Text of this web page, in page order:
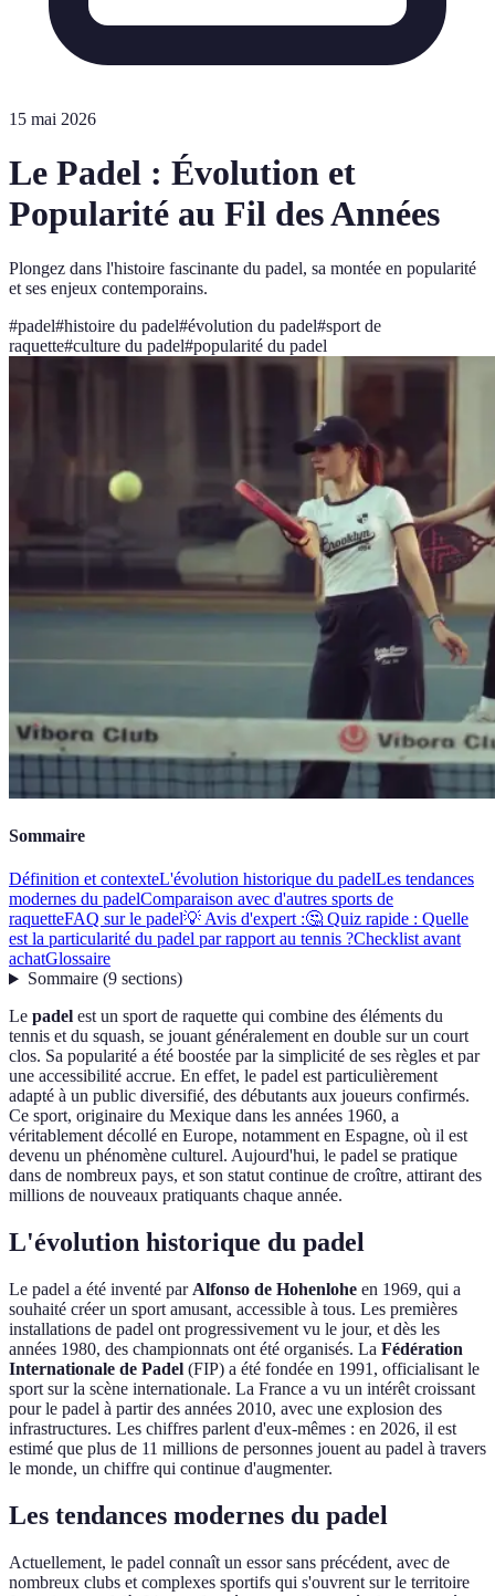
15 mai 2026
Le Padel : Évolution et
Popularité au Fil des Années
Plongez dans l'histoire fascinante du padel, sa montée en popularité
et ses enjeux contemporains.
#padel#histoire du padel#évolution du padel#sport de
raquette#culture du padel#popularité du padel
Sommaire
Définition et contexteL'évolution historique du padelLes tendances
modernes du padelComparaison avec d'autres sports de
raquetteFAQ sur le padel💡 Avis d'expert :🤔 Quiz rapide : Quelle
est la particularité du padel par rapport au tennis ?Checklist avant
achatGlossaire
Sommaire(9 sections)
Le padel est un sport de raquette qui combine des éléments du
tennis et du squash, se jouant généralement en double sur un court
clos. Sa popularité a été boostée par la simplicité de ses règles et par
une accessibilité accrue. En effet, le padel est particulièrement
adapté à un public diversifié, des débutants aux joueurs confirmés.
Ce sport, originaire du Mexique dans les années 1960, a
véritablement décollé en Europe, notamment en Espagne, où il est
devenu un phénomène culturel. Aujourd'hui, le padel se pratique
dans de nombreux pays, et son statut continue de croître, attirant des
millions de nouveaux pratiquants chaque année.
L'évolution historique du padel
Le padel a été inventé par Alfonso de Hohenlohe en 1969, qui a
souhaité créer un sport amusant, accessible à tous. Les premières
installations de padel ont progressivement vu le jour, et dès les
années 1980, des championnats ont été organisés. La Fédération
Internationale de Padel (FIP) a été fondée en 1991, officialisant le
sport sur la scène internationale. La France a vu un intérêt croissant
pour le padel à partir des années 2010, avec une explosion des
infrastructures. Les chiffres parlent d'eux-mêmes : en 2026, il est
estimé que plus de 11 millions de personnes jouent au padel à travers
le monde, un chiffre qui continue d'augmenter.
Les tendances modernes du padel
Actuellement, le padel connaît un essor sans précédent, avec de
nombreux clubs et complexes sportifs qui s'ouvrent sur le territoire